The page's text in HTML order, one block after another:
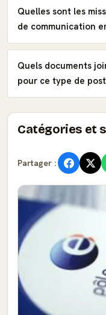
Quelles sont les
de communication
Quels documents
pour ce type de
Catégories et
Partager :